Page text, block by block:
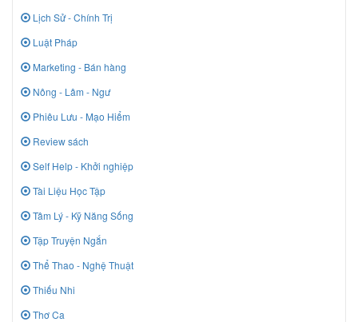
Lịch Sử - Chính Trị
Luật Pháp
Marketing - Bán hàng
Nông - Lâm - Ngư
Phiêu Lưu - Mạo Hiểm
Review sách
Self Help - Khởi nghiệp
Tài Liệu Học Tập
Tâm Lý - Kỹ Năng Sống
Tập Truyện Ngắn
Thể Thao - Nghệ Thuật
Thiếu Nhi
Thơ Ca